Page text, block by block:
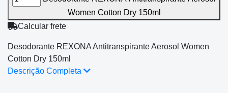
Women Cotton Dry 150ml
Calcular frete
Desodorante REXONA Antitranspirante Aerosol Women
Cotton Dry 150ml
Descrição Completa